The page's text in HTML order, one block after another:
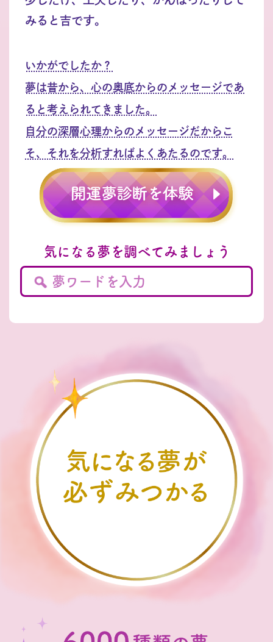
みると吉です。
いかがでしたか？
夢は昔から、心の奥底からのメッセージであ
ると考えられてきました。
自分の深層心理からのメッセージだからこ
そ、それを分析すればよくあたるのです。
気になる夢を調べてみましょう